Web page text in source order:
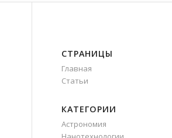
СТРАНИЦЫ
Главная
Статьи
КАТЕГОРИИ
Астрономия